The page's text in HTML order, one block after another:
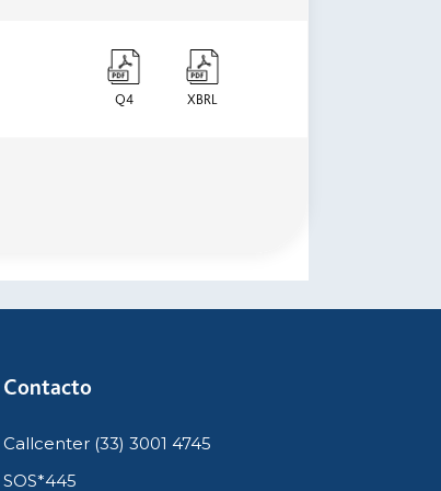
Q4 XBRL
Contacto
Callcenter (33) 3001 4745
SOS*445